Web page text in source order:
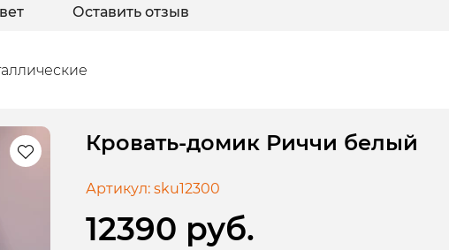
Оставить отзыв
Кровать-домик Риччи белый
Артикул: sku12300
12390 руб.